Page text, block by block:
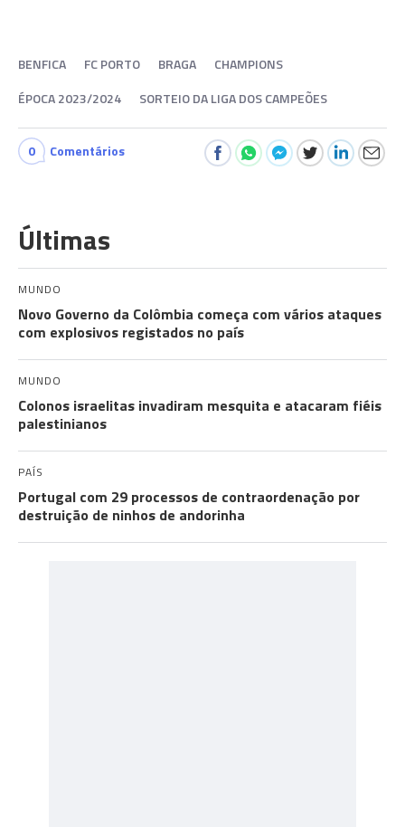
BENFICA FC PORTO BRAGA
CHAMPIONS
ÉPOCA 2023/2024
SORTEIO DA LIGA DOS CAMPEÕES
0 Comentários
Últimas
MUNDO
Novo Governo da Colômbia começa com vários ataques
com explosivos registados no país
MUNDO
Colonos israelitas invadiram mesquita e atacaram fiéis
palestinianos
PAÍS
Portugal com 29 processos de contraordenação por
destruição de ninhos de andorinha